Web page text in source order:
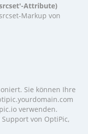
Attribute)
Markup von
Sie können Ihre
verwenden.
von OptiPic,